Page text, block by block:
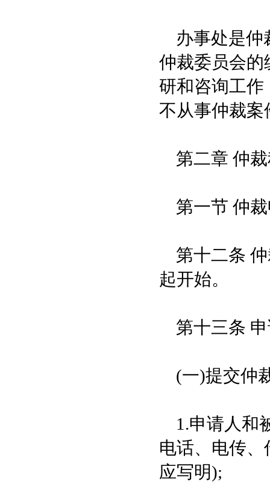
办事处是仲
仲裁委员会的
研和咨询工作
不从事仲裁案
第二章 仲裁
第一节 仲裁
第十二条 仲
起开始。
第十三条 申
(一)提交仲
1.申请人和
电话、电传
应写明);